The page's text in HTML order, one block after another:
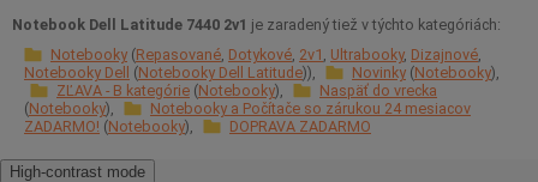
Notebook Dell Latitude 7440 2v1 je zaradený tiež v týchto kategóriách:
Notebooky Repasované Dotykové 2v1 Ultrabooky Dizajnové
Notebooky Dell
Notebooky Dell Latitude Novinky Notebooky
ZĽAVA - B kategórie Notebooky
Naspäť do vrecka
Notebooky
Notebooky a Počítače so zárukou 24 mesiacov
ZADARMO! Notebooky DOPRAVA ZADARMO
High-contrast mode